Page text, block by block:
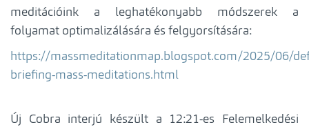
meditációink a leghatékonyabb módszerek a
folyamat optimalizálására és felgyorsítására:
https://massmeditationmap.blogspot.com/2025/06/
briefing-mass-meditations.html
Új Cobra interjú készült a 12:21-es Felemelkedési